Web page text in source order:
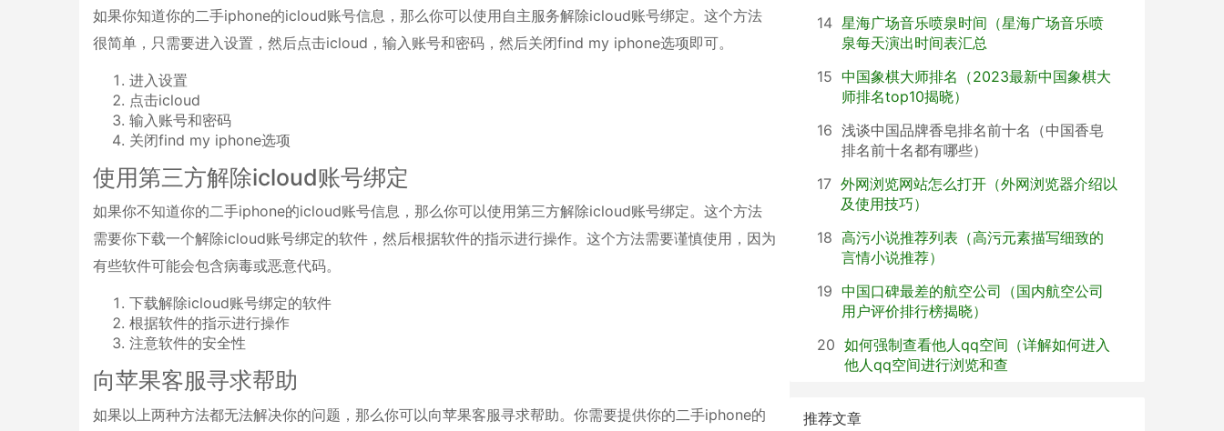
如果你知道你的二手iphone的icloud账号信息，那么你可以使用自主服务解除icloud账号绑定。这个方法
很简单，只需要进入设置，然后点击icloud，输入账号和密码，然后关闭find my iphone选项即可。
进入设置
点击icloud
输入账号和密码
关闭find my iphone选项
使用第三方解除icloud账号绑定
如果你不知道你的二手iphone的icloud账号信息，那么你可以使用第三方解除icloud账号绑定。这个方法
需要你下载一个解除icloud账号绑定的软件，然后根据软件的指示进行操作。这个方法需要谨慎使用，因为
有些软件可能会包含病毒或恶意代码。
下载解除icloud账号绑定的软件
根据软件的指示进行操作
注意软件的安全性
向苹果客服寻求帮助
如果以上两种方法都无法解决你的问题，那么你可以向苹果客服寻求帮助。你需要提供你的二手iphone的
14 星海广场音乐喷泉时间（星海广场音乐喷
泉每天演出时间表汇总
15 中国象棋大师排名（2023最新中国象棋大
师排名top10揭晓）
16 浅谈中国品牌香皂排名前十名（中国香皂
排名前十名都有哪些）
17 外网浏览网站怎么打开（外网浏览器介绍以
及使用技巧）
18 高污小说推荐列表（高污元素描写细致的
言情小说推荐）
19 中国口碑最差的航空公司（国内航空公司
用户评价排行榜揭晓）
20 如何强制查看他人qq空间（详解如何进入
他人qq空间进行浏览和查
推荐文章